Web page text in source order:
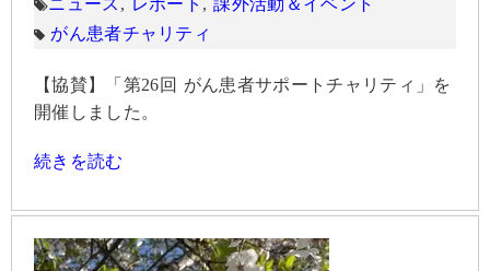
ニュース , レポート ,課外活動＆イベント
がん患者チャリティ
【協賛】「第26回 がん患者サポートチャリティ」を
開催しました。
続きを読む